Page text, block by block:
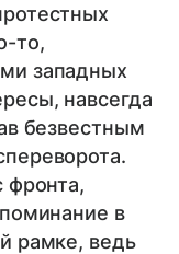
то,
западных
навсегда
безвестным
фронта,
в
рамке, ведь